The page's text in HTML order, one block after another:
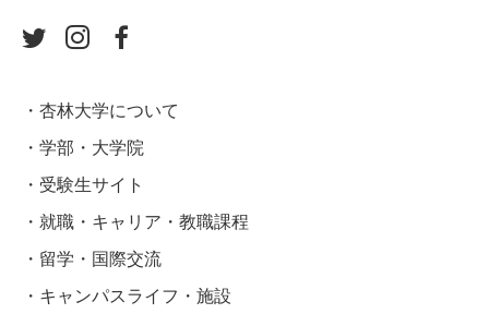
杏林大学について
学部・大学院
受験生サイト
就職・キャリア・教職課程
留学・国際交流
キャンパスライフ・施設